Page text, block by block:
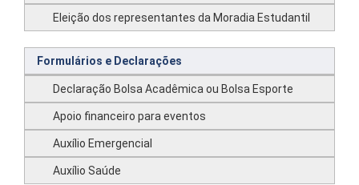
Eleição dos representantes da Moradia Estudantil
Formulários e Declarações
Declaração Bolsa Acadêmica ou Bolsa Esporte
Apoio financeiro para eventos
Auxílio Emergencial
Auxílio Saúde